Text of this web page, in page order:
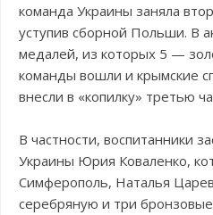
команда Украины заняла
уступив сборной Польши. В
медалей, из которых 5 —
команды вошли и крымские
внесли в «копилку» третью
В частности, воспитанники
Украины Юрия Коваленко,
Симферополь, Наталья
серебряную и три